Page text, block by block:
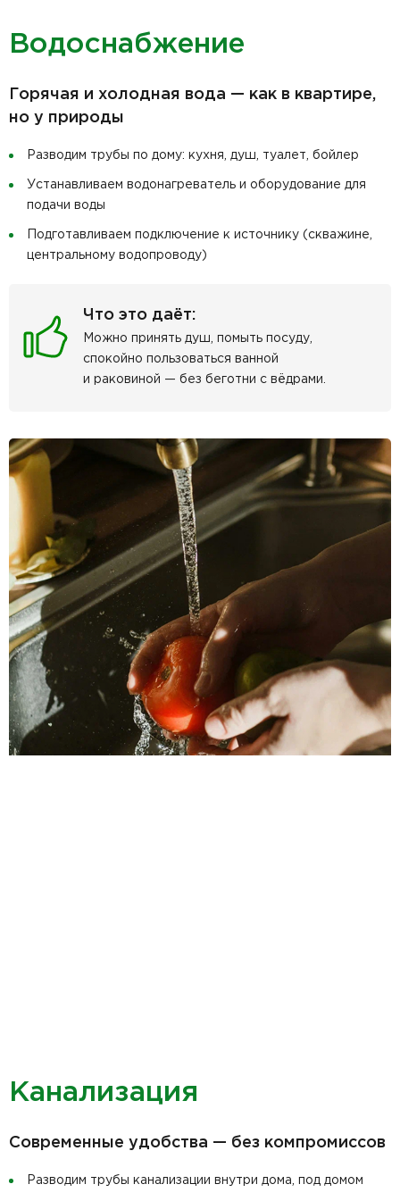
Водоснабжение
Горячая и холодная вода — как в квартире,
но у природы
Разводим трубы по дому: кухня, душ, туалет, бойлер
Устанавливаем водонагреватель и оборудование для
подачи воды
Подготавливаем подключение к источнику (скважине,
центральному водопроводу)
Что это даёт:
Можно принять душ, помыть посуду,
спокойно пользоваться ванной
и раковиной — без беготни с вёдрами.
Канализация
Современные удобства — без компромиссов
Разводим трубы канализации внутри дома, под домом